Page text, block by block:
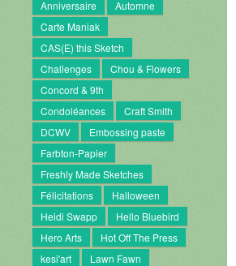
Anniversaire
Automne
Carte Maniak
CAS(E) this Sketch
Challenges
Chou & Flowers
Concord & 9th
Condoléances
Craft Smith
DCWV
Embossing paste
Farbton-Papier
Freshly Made Sketches
Félicitations
Halloween
Heidi Swapp
Hello Bluebird
Hero Arts
Hot Off The Press
kesi'art
Lawn Fawn